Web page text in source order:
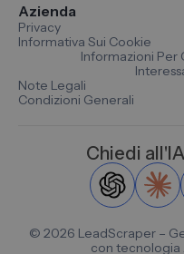
Azienda
Privacy
Informativa Sui Cookie
Informazioni Per
Note Legali
Condizioni Generali
Chiedi
© 2026 LeadScraper –
con tecnologia